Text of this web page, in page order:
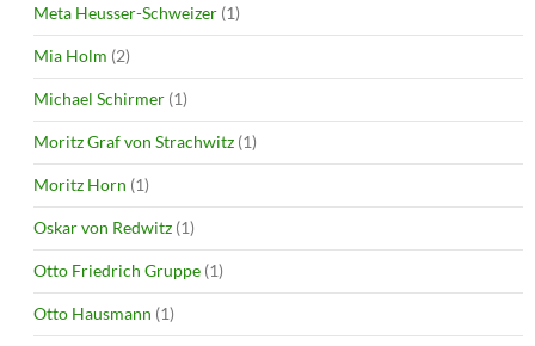
Meta Heusser-Schweizer (1)
Mia Holm (2)
Michael Schirmer (1)
Moritz Graf von Strachwitz (1)
Moritz Horn (1)
Oskar von Redwitz (1)
Otto Friedrich Gruppe (1)
Otto Hausmann (1)